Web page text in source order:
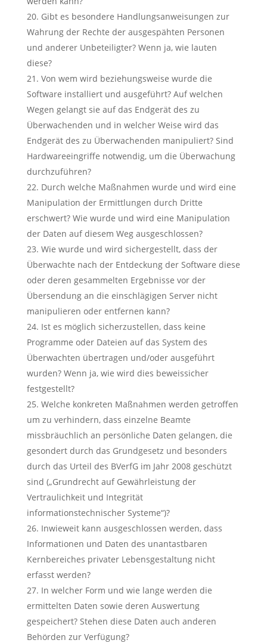
Gibt es besondere Handlungsanweisungen zur
Wahrung der Rechte der ausgespähten Personen
und anderer Unbeteiligter? Wenn ja, wie lauten
diese?
Von wem wird beziehungsweise wurde die
Software installiert und ausgeführt? Auf welchen
Wegen gelangt sie auf das Endgerät des zu
Überwachenden und in welcher Weise wird das
Endgerät des zu Überwachenden manipuliert? Sind
Hardwareeingriffe notwendig, um die Überwachung
durchzuführen?
Durch welche Maßnahmen wurde und wird eine
Manipulation der Ermittlungen durch Dritte
erschwert? Wie wurde und wird eine Manipulation
der Daten auf diesem Weg ausgeschlossen?
Wie wurde und wird sichergestellt, dass der
Überwachte nach der Entdeckung der Software diese
oder deren gesammelten Ergebnisse vor der
Übersendung an die einschlägigen Server nicht
manipulieren oder entfernen kann?
Ist es möglich sicherzustellen, dass keine
Programme oder Dateien auf das System des
Überwachten übertragen und/oder ausgeführt
wurden? Wenn ja, wie wird dies beweissicher
festgestellt?
Welche konkreten Maßnahmen werden getroffen
um zu verhindern, dass einzelne Beamte
missbräuchlich an persönliche Daten gelangen, die
gesondert durch das Grundgesetz und besonders
durch das Urteil des BVerfG im Jahr 2008 geschützt
sind („Grundrecht auf Gewährleistung der
Vertraulichkeit und Integrität
informationstechnischer Systeme“)?
Inwieweit kann ausgeschlossen werden, dass
Informationen und Daten des unantastbaren
Kernbereiches privater Lebensgestaltung nicht
erfasst werden?
In welcher Form und wie lange werden die
ermittelten Daten sowie deren Auswertung
gespeichert? Stehen diese Daten auch anderen
Behörden zur Verfügung?